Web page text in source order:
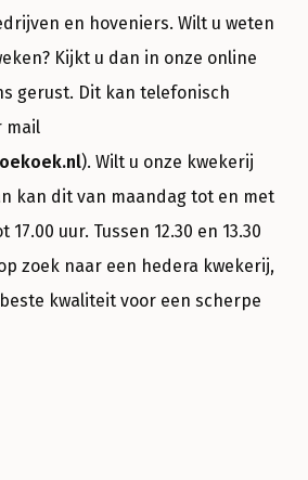
en hoveniers. Wilt u weten
Kijkt u dan in onze online
gerust. Dit kan telefonisch
mail
). Wilt u onze kwekerij
kan dit van maandag tot en met
uur. Tussen 12.30 en 13.30
zoek naar een hedera kwekerij,
kwaliteit voor een scherpe